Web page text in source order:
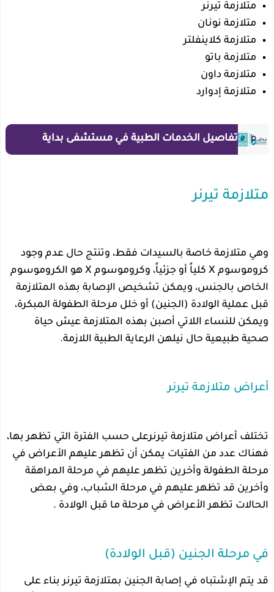
متلازمة تيرنر
متلازمة نونان
متلازمة كلاينفلتر
متلازمة باتو
متلازمة داون
متلازمة إدوارد
تفاصيل الخدمات الطبية في مستشفى بداية
متلازمة تيرنر
وهي متلازمة خاصة بالسيدات فقط، وتنتج حال عدم وجود
كروموسوم X كلياً أو جزئياً، وكروموسوم X هو الكروموسوم
الخاص بالجنس، ويمكن تشخيص الإصابة بهذه المتلازمة
قبل عملية الولادة (الجنين) أو خلل مرحلة الطفولة المبكرة،
ويمكن للنساء اللاتي أصبن بهذه المتلازمة عيش حياة
صحية طبيعية حال نيلهن الرعاية الطبية اللازمة.
أعراض متلازمة تيرنر
تختلف أعراض متلازمة تيرنرعلى حسب الفترة التي تظهر بها،
فهناك عدد من الفتيات يمكن أن تظهر عليهم الأعراض في
مرحلة الطفولة وأخرين تظهر عليهم في مرحلة المراهقة
وأخرين قد تظهر عليهم في مرحلة الشباب، وفي بعض
الحالات تظهر الأعراض في مرحلة ما قبل الولادة .
في مرحلة الجنين (قبل الولادة)
قد يتم الإشتباه في إصابة الجنين بمتلازمة تيرنر بناء على